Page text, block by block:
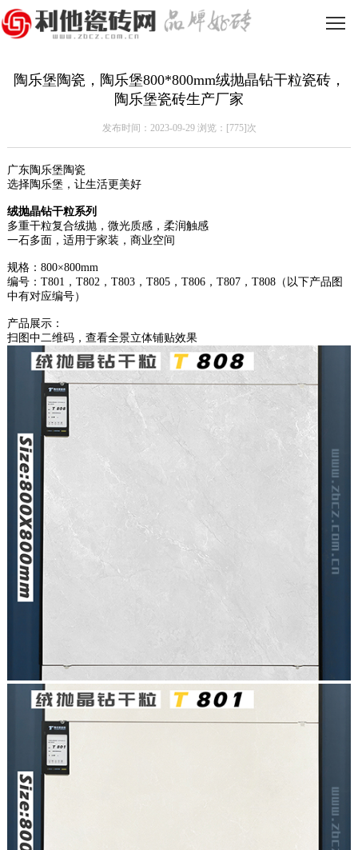
陶乐堡陶瓷，陶乐堡800*800mm绒抛晶钻干粒瓷砖，
陶乐堡瓷砖生产厂家
发布时间：2023-09-29 浏览：[775]次
广东陶乐堡 陶瓷
选择陶乐堡，让生活更美好
绒抛晶钻干粒系列
多重干粒复合绒抛，微光质感，柔润触感
一石多面，适用于家装，商业空间
规格：800×800mm
编号：T801， T802， T803， T805， T806， T807， T808（以下产品图
中有对应编号）
产品展示：
扫图中二维码，查看全景立体铺贴效果